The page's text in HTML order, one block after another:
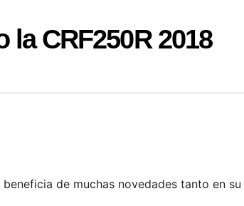
CRF250R 2018
de muchas novedades tanto en su